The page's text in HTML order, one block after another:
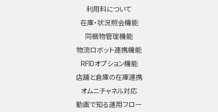
利用料について
在庫・状況照会機能
同梱物管理機能
物流ロボット連携機能
RFIDオプション機能
店舗と倉庫の在庫連携
オムニチャネル対応
動画で知る運用フロー